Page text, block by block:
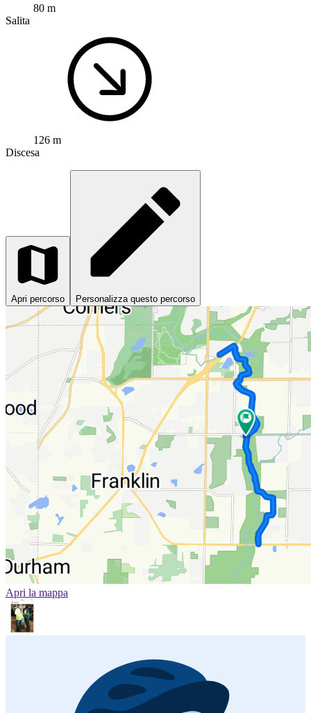
80 m
Salita
126 m
Discesa
Apri percorso Personalizza questo percorso
Apri la mappa